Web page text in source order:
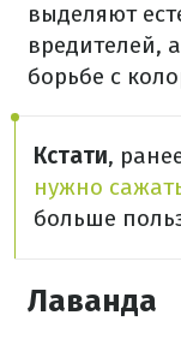
выделяют
вредителей,
борьбе с
Кстати,
нужно
больше
Лаванда